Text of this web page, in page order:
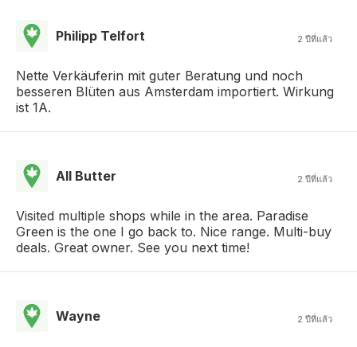
Philipp Telfort 2 ปีที่แล้ว
Nette Verkäuferin mit guter Beratung und noch
besseren Blüten aus Amsterdam importiert. Wirkung
ist 1A.
All Butter 2 ปีที่แล้ว
Visited multiple shops while in the area. Paradise
Green is the one I go back to. Nice range. Multi-buy
deals. Great owner. See you next time!
Wayne 2 ปีที่แล้ว